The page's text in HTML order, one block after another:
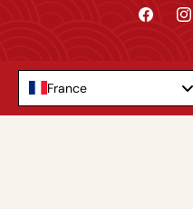
Facebook
France